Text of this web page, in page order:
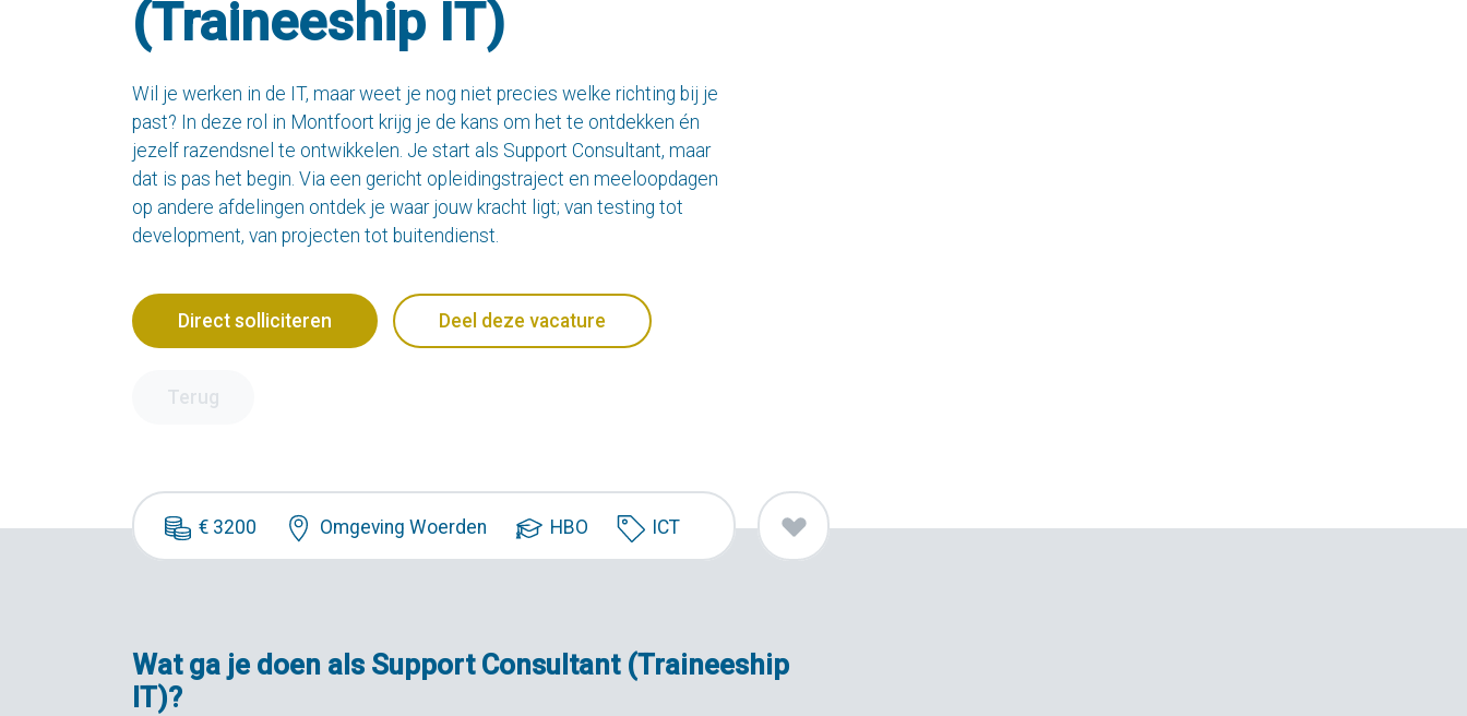
(Traineeship IT)
Wil je werken in de IT, maar weet je nog niet precies welke richting bij je
past? In deze rol in Montfoort krijg je de kans om het te ontdekken én
jezelf razendsnel te ontwikkelen. Je start als Support Consultant, maar
dat is pas het begin. Via een gericht opleidingstraject en meeloopdagen
op andere afdelingen ontdek je waar jouw kracht ligt; van testing tot
development, van projecten tot buitendienst.
Direct solliciteren Deel deze vacature
Terug
€ 3200 Omgeving Woerden HBO ICT
Wat ga je doen als Support Consultant (Traineeship
IT)?